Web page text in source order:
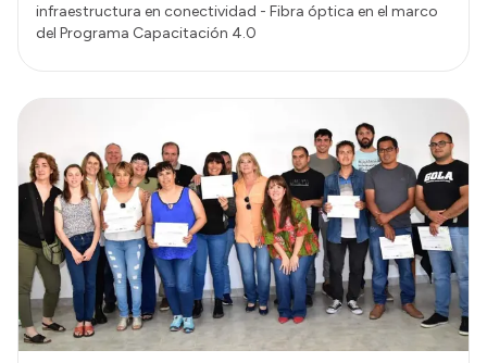
infraestructura en conectividad - Fibra óptica en el marco
del Programa Capacitación 4.0